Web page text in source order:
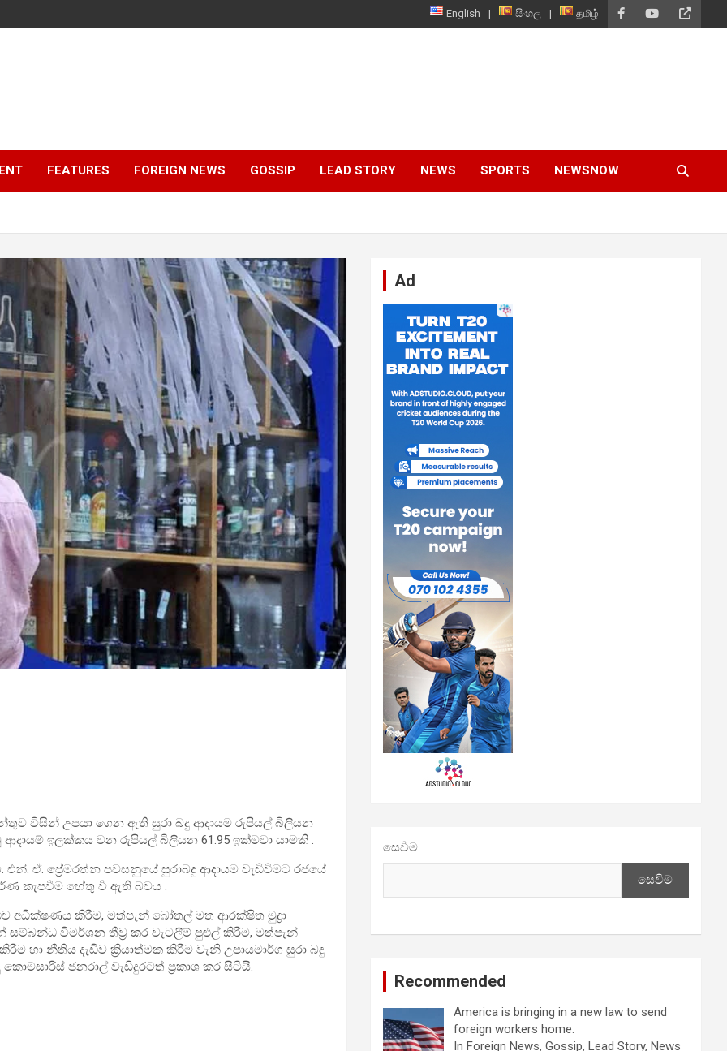
English සිංහල தமிழ்
FEATURES FOREIGN NEWS GOSSIP LEAD STORY NEWS SPORTS NEWSNOW
විසින් උපයා ගෙන ඇති සුරා බදු ආදායම රුපියල් බිලියන
ආදායම් ඉලක්කය වන රුපියල් බිලියන 61.95 ඉක්මවා යාමකි .
ඒ. ප්‍රේමරත්න පවසනුයේ සුරාබදු ආදායම වැඩිවීමට රජයේ
කැපවීම හේතු වී ඇති බවය .
අධීක්ෂණය කිරීම, මත්පැන් බෝතල් මත ආරක්ෂිත මුද්‍රා
විමර්ශන තීව්‍ර කර වැටලීම් පුළුල් කිරීම, මත්පැන්
හා නීතිය දැඩිව ක්‍රියාත්මක කිරීම වැනි උපායමාර්ග සුරා බදු
ජනරාල් වැඩිදුරටත් ප්‍රකාශ කර සිටියි.
Ad
සෙවීම
සෙවීම
Recommended
America is bringing in a new law to send
foreign workers home.
In Foreign News, Gossip, Lead Story, News